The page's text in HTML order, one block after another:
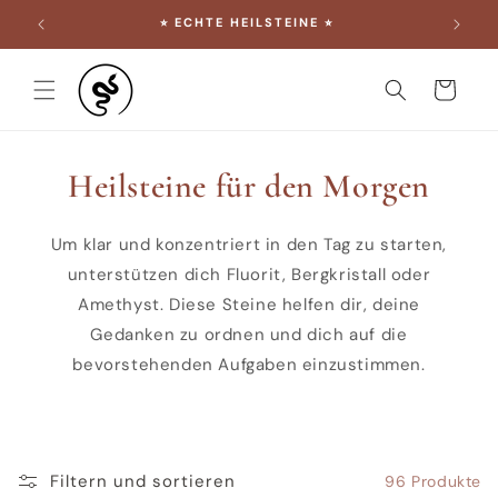
ZUM
⭐︎ KRAFTVOLLES RÄUCHERWERK ⭐︎
Warenkorb
Heilsteine für den Morgen
Um klar und konzentriert in den Tag zu starten,
unterstützen dich Fluorit, Bergkristall oder
Amethyst. Diese Steine helfen dir, deine
Gedanken zu ordnen und dich auf die
bevorstehenden Aufgaben einzustimmen.
Filtern und sortieren 96 Produkte